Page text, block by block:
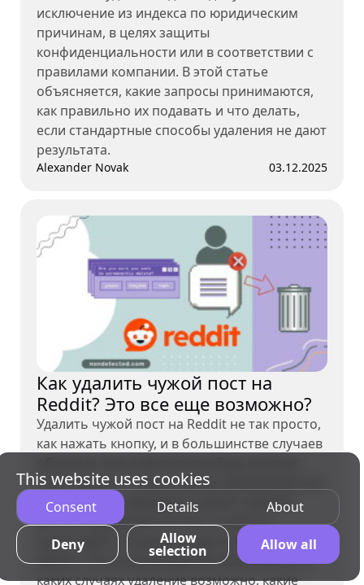
исключение из индекса по юридическим
причинам, в целях защиты
конфиденциальности или в соответствии с
правилами компании. В этой статье
объясняется, какие запросы принимаются,
как правильно их подавать и что делать,
если стандартные способы удаления не дают
результата.
Alexander Novak 03.12.2025
Как удалить чужой пост на
Reddit? Это все еще возможно?
Удалить чужой пост на Reddit не так просто,
как нажать кнопку, и в большинстве случаев
этого сделать. Только автор публикации или
модераторы сабреддита имеют прямой
доступ к удалению постов, но всё же
существуют ситуации, когда пост можно
убрать. В этом руководстве объясняется, в
каких случаях удаление возможно, какие
This website uses cookies
Consent Details About
Deny Allow
selection Allow all